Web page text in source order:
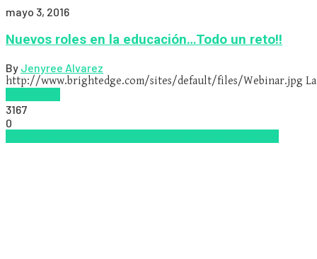
mayo 3, 2016
Nuevos roles en la educación…Todo un reto!!
By Jenyree Alvarez
http://www.brightedge.com/sites/default/files/Webinar.jpg La
3167
0